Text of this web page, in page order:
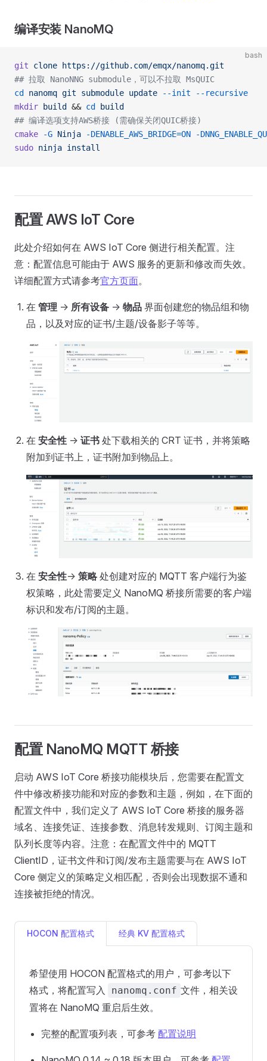
编译安装 NanoMQ
bash
git clone https://github.com/emqx/nanomq.git
## 拉取 NanoNNG submodule，可以不拉取 MsQUIC
cd
nanomq git submodule update --init --recursive
mkdir build && cd
build
## 编译选项支持AWS桥接 (需确保关闭QUIC桥接)
cmake -G Ninja -DENABLE_AWS_BRIDGE=ON -
sudo ninja install
配置 AWS IoT Core
此处介绍如何在 AWS IoT Core 侧进行相关配置。注
意：配置信息可能由于 AWS 服务的更新和修改而失效。
详细配置方式请参考官方页面。
在 管理 -> 所有设备 -> 物品 界面创建您的物品组和物
品，以及对应的证书/主题/设备影子等等。
在 安全性 -> 证书 处下载相关的 CRT 证书，并将策略
附加到证书上，证书附加到物品上。
在 安全性-> 策略 处创建对应的 MQTT 客户端行为鉴
权策略，此处需要定义 NanoMQ 桥接所需要的客户端
标识和发布/订阅的主题。
配置 NanoMQ MQTT 桥接
启动 AWS IoT Core 桥接功能模块后，您需要在配置文
件中修改桥接功能和对应的参数和主题，例如，在下面的
配置文件中，我们定义了 AWS IoT Core 桥接的服务器
域名、连接凭证、连接参数、消息转发规则、订阅主题和
队列长度等内容。注意：在配置文件中的 MQTT
ClientID，证书文件和订阅/发布主题需要与在 AWS IoT
Core 侧定义的策略定义相匹配，否则会出现数据不通和
连接被拒绝的情况。
HOCON 配置格式 经典 KV 配置格式
希望使用 HOCON 配置格式的用户，可参考以下
格式，将配置写入
nanomq.conf 文件，相关设
置将在 NanoMQ 重启后生效。
完整的配置项列表，可参考 配置说明